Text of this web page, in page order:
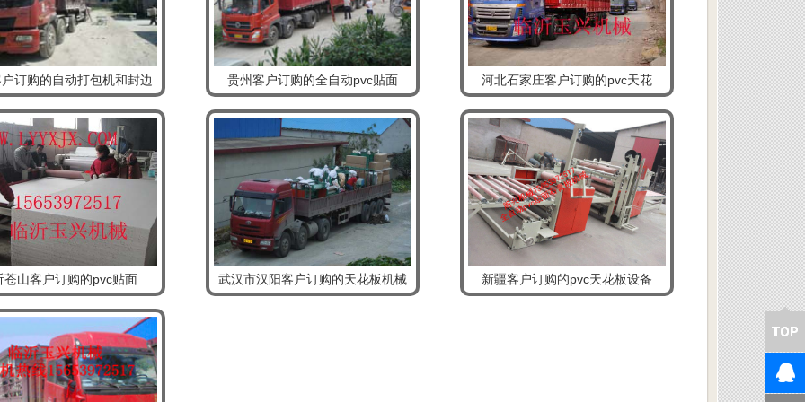
订购的自动打包机和封边 贵州客户订购的全自动pvc贴面 河北石家庄客户订购的pvc天花
苍山客户订购的pvc贴面 武汉市汉阳客户订购的天花板机械 新疆客户订购的pvc天花板设备